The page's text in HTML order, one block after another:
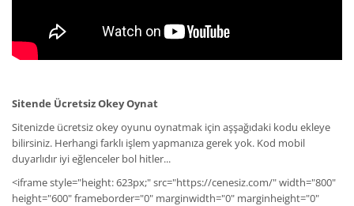
Sitende Ücretsiz Okey Oynat
Sitenizde ücretsiz okey oyunu oynatmak için aşşağıdaki kodu ekleye
bilirsiniz. Herhangi farklı işlem yapmanıza gerek yok. Kod mobil
duyarlıdır iyi eğlenceler bol hitler...
<iframe style="height: 623px;" src="https://cenesiz.com/" width="800"
height="600" frameborder="0" marginwidth="0" marginheight="0"